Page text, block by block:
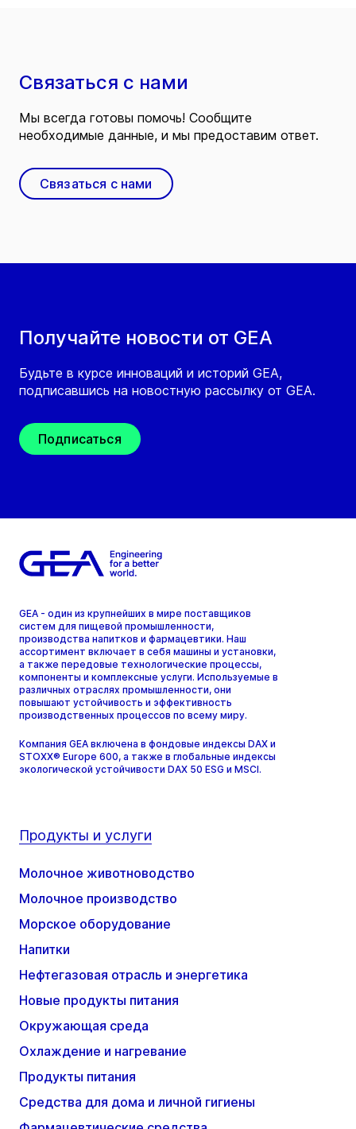
Получайте новости от GEA
Будьте в курсе инноваций и историй GEA,
подписавшись на новостную рассылку от GEA.
Подписаться
Связаться с нами
Мы всегда готовы помочь! Сообщите
необходимые данные, и мы предоставим ответ.
Связаться с нами
GEA - один из крупнейших в мире поставщиков
систем для пищевой промышленности,
производства напитков и фармацевтики. Наш
ассортимент включает в себя машины и установки,
а также передовые технологические процессы,
компоненты и комплексные услуги. Используемые в
различных отраслях промышленности, они
повышают устойчивость и эффективность
производственных процессов по всему миру.
Компания GEA включена в фондовые индексы DAX и
STOXX® Europe 600, а также в глобальные индексы
экологической устойчивости DAX 50 ESG и MSCI.
Продукты и услуги
Молочное животноводство
Молочное производство
Морское оборудование
Напитки
Нефтегазовая отрасль и энергетика
Новые продукты питания
Окружающая среда
Охлаждение и нагревание
Продукты питания
Средства для дома и личной гигиены